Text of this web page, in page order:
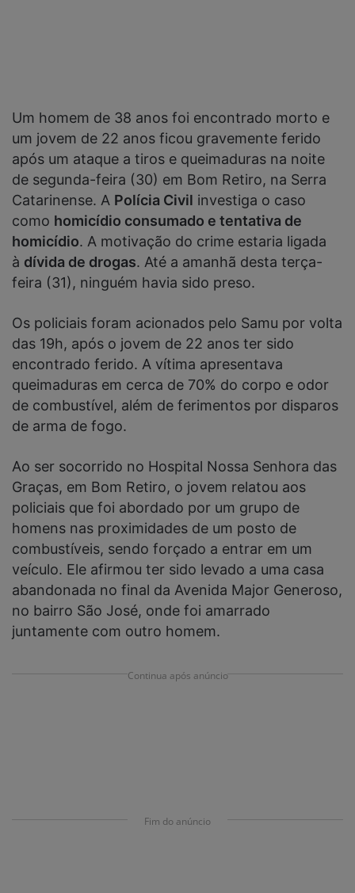
Um homem de 38 anos foi encontrado morto e
um jovem de 22 anos ficou gravemente ferido
após um ataque a tiros e queimaduras na noite
de segunda-feira (30) em Bom Retiro, na Serra
Catarinense. A Polícia Civil investiga o caso
como homicídio consumado e tentativa de
homicídio. A motivação do crime estaria ligada
à dívida de drogas. Até a amanhã desta terça-
feira (31), ninguém havia sido preso.
Os policiais foram acionados pelo Samu por volta
das 19h, após o jovem de 22 anos ter sido
encontrado ferido. A vítima apresentava
queimaduras em cerca de 70% do corpo e odor
de combustível, além de ferimentos por disparos
de arma de fogo.
Ao ser socorrido no Hospital Nossa Senhora das
Graças, em Bom Retiro, o jovem relatou aos
policiais que foi abordado por um grupo de
homens nas proximidades de um posto de
combustíveis, sendo forçado a entrar em um
veículo. Ele afirmou ter sido levado a uma casa
abandonada no final da Avenida Major Generoso,
no bairro São José, onde foi amarrado
juntamente com outro homem.
Continua após anúncio
Fim do anúncio